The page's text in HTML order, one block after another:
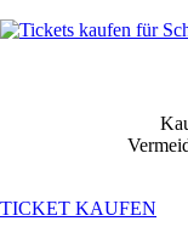
TICKET KAUFEN